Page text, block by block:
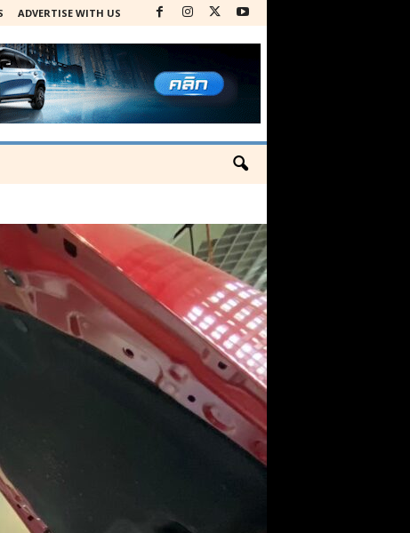
ADVERTISE WITH US